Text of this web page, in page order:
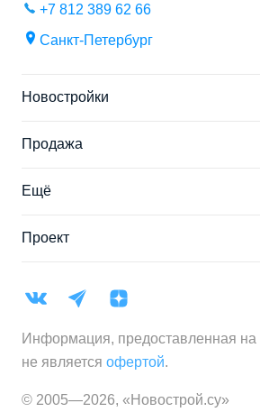
+7 812 389 62 66
Санкт-Петербург
Новостройки
Продажа
Ещё
Проект
Информация, предоставленная на
не является офертой.
© 2005—2026, «Новострой.су»